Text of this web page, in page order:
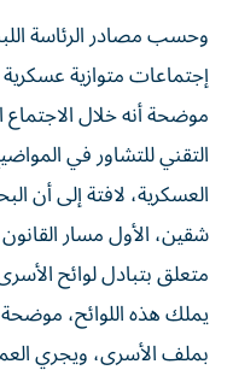
إجتماعات متوازية
موضحة أنه خلال
التقني للتشاور في
العسكرية، لافتة إلى
شقين، الأول مسار
متعلق بتبادل لوائح
يملك هذه اللوائح، موضحة
بملف الأسرى، ويجري